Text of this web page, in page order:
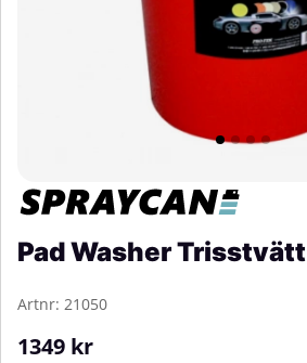
Pad Washer Trisstvätt
Artnr: 21050
1349 kr